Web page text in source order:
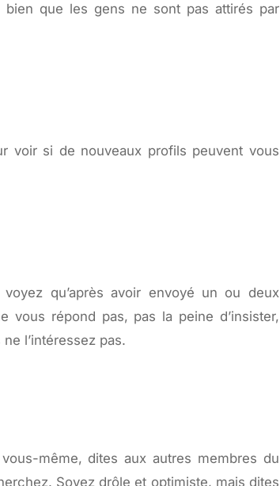
que les gens ne sont pas attirés par
voir si de nouveaux profils peuvent vous
qu’après avoir envoyé un ou deux
vous répond pas, pas la peine d’insister,
l’intéressez pas.
même, dites aux autres membres du
Soyez drôle et optimiste, mais dites